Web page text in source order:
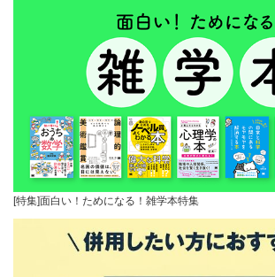
[特集]面白い！ためになる！雑学本特集